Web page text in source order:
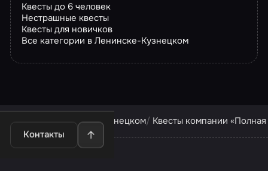
Квесты до 6 человек
Нестрашные квесты
Квесты для новичков
Все категории в Ленинске-Кузнецком
Контакты
Квесты в Ленинске-Кузнецком Квесты компании